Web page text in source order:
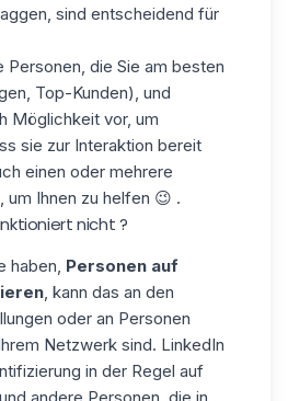
sind entscheidend für
Personen, die Sie am besten
Top-Kunden), und
Möglichkeit vor, um
sie zur Interaktion bereit
einen oder mehrere
um Ihnen zu helfen 😉 .
nicht​ ?
haben, Personen auf
, kann das an den
oder an Personen
Netzwerk sind. LinkedIn
in der Regel auf